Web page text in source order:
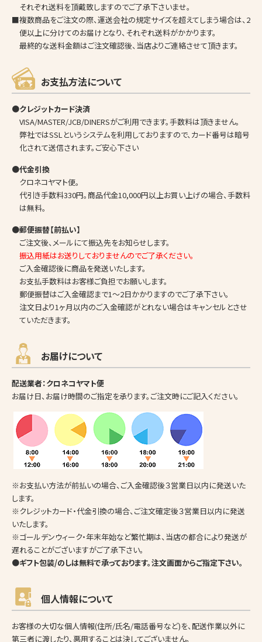
それぞれ送料を頂戴致しますのでご了承下さいませ。
■複数商品をご注文の際、運送会社の規定サイズを超えてしまう場合は、2
便以上に分けてのお届けとなり、それぞれ送料がかかります。
最終的な送料金額はご注文確認後、当店よりご連絡させて頂きます。
お支払方法について
●クレジットカード決済
VISA/MASTER/JCB/DINERSがご利用できます。手数料は頂きません。
弊社ではSSLというシステムを利用しておりますので、カード番号は暗号
化されて送信されます。ご安心下さい
●代金引換
クロネコヤマト便。
代引き手数料330円。商品代金10,000円以上お買い上げの場合、手数料
は無料。
●郵便振替【前払い】
ご注文後、メールにて振込先をお知らせします。
振込用紙はお送りしておりませんのでご了承ください。
ご入金確認後に商品を発送いたします。
お支払手数料はお客様ご負担でお願いします。
郵便振替はご入金確認まで1～2日かかりますのでご了承下さい。
注文日より1ヶ月以内のご入金確認がとれない場合はキャンセルとさせ
ていただきます。
お届けについて
配送業者：クロネコヤマト便
お届け日、お届け時間のご指定を承ります。ご注文時にご記入ください。
※お支払い方法が前払いの場合、ご入金確認後３営業日以内に発送いた
します。
※クレジットカード・代金引換の場合、ご注文確定後３営業日以内に発送
いたします。
※ゴールデンウィーク・年末年始など繁忙期は、当店の都合により発送が
遅れることがございますがご了承下さい。
●ギフト包装/のしは無料で承っております。注文画面からご指定下さい。
個人情報について
お客様の大切な個人情報(住所/氏名/電話番号など)を、配送作業以外に
第三者に渡したり、悪用することは決してございません。